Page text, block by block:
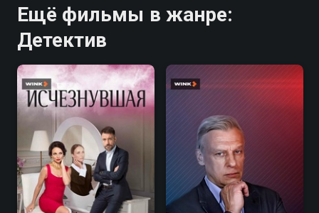
Ещё фильмы в жанре:
Детектив